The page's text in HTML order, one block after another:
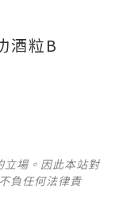
酒粒B
立場。因此本站對
負任何法律責